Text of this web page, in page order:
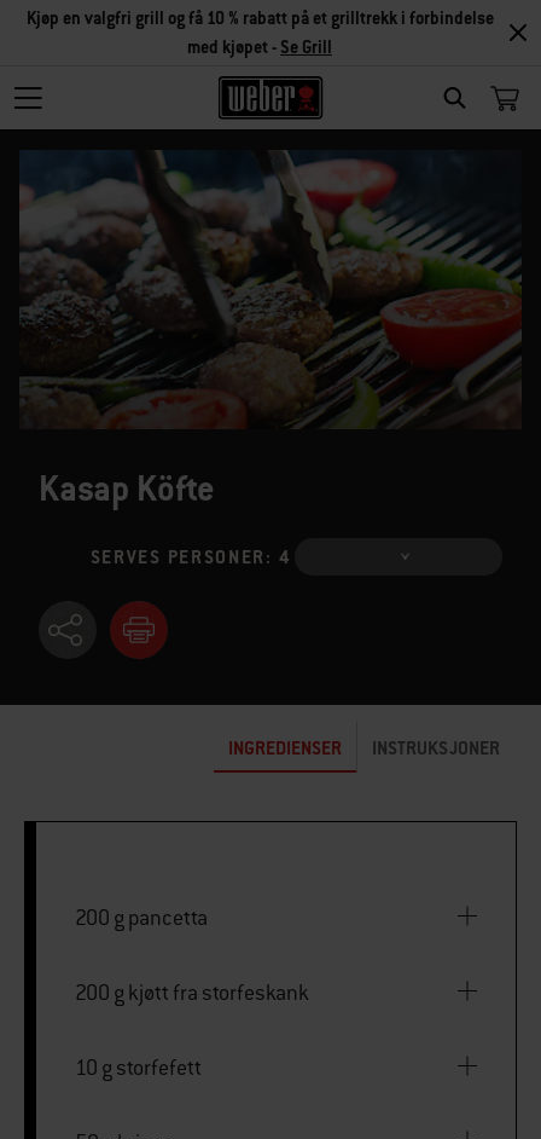
SEARCH
Kjøp en valgfri grill og få 10 % rabatt på et grilltrekk i forbindelse
med kjøpet - Se Grill
Kasap Köfte
SERVES PERSONER: 4
INGREDIENSER INSTRUKSJONER
200 g pancetta
200 g kjøtt fra storfeskank
10 g storfefett